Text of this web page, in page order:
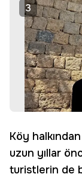
3
Köy
uzun yıllar
turistlerin de